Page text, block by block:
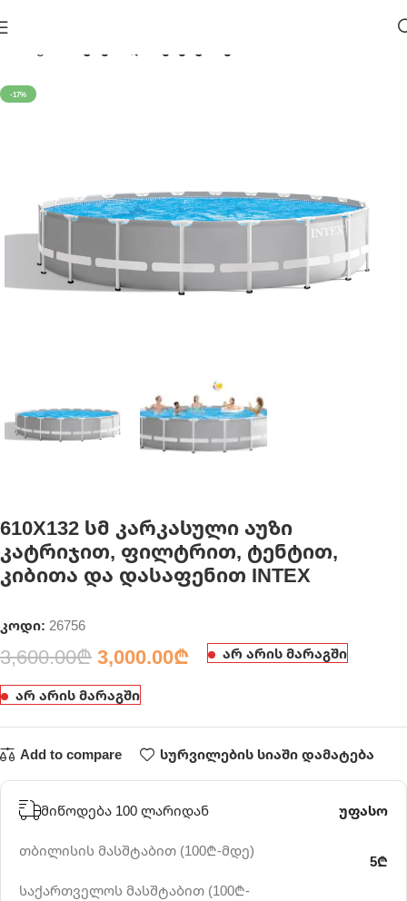
-17%
610X132 სმ კარკასული აუზი
კატრიჯით, ფილტრით, ტენტით,
კიბითა და დასაფენით INTEX
კოდი: 26756
3,600.00₾ 3,000.00₾ არ არის მარაგში
არ არის მარაგში
Add to compare სურვილების სიაში დამატება
მიწოდება 100 ლარიდან
თბილისის მასშტაბით (100₾-მდე)
საქართველოს მასშტაბით (100₾-
უფასო
5₾